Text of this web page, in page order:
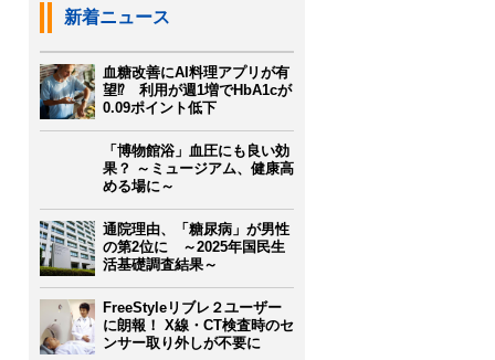
新着ニュース
血糖改善にAI料理アプリが有
望⁉ 利用が週1増でHbA1cが
0.09ポイント低下
「博物館浴」血圧にも良い効
果？ ～ミュージアム、健康高
める場に～
通院理由、「糖尿病」が男性
の第2位に ～2025年国民生
活基礎調査結果～
FreeStyleリブレ２ユーザー
に朗報！ X線・CT検査時のセ
ンサー取り外しが不要に